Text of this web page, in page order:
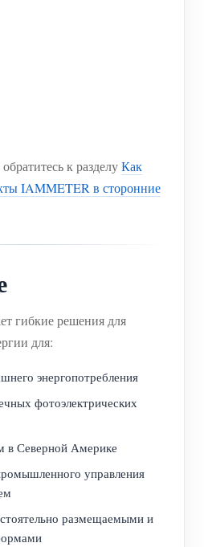
к разделуКак
IAMMETER в сторонние
гибкие решения для
для:
энергопотребления
фотоэлектрических
в Северной Америке
управления
размещаемыми и